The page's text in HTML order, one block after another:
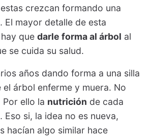
crezcan formando una
El mayor detalle de esta
que darle forma al árbol al
se cuida su salud.
años dando forma a una silla
árbol enferme y muera. No
Por ello la nutrición de cada
Eso si, la idea no es nueva,
hacían algo similar hace